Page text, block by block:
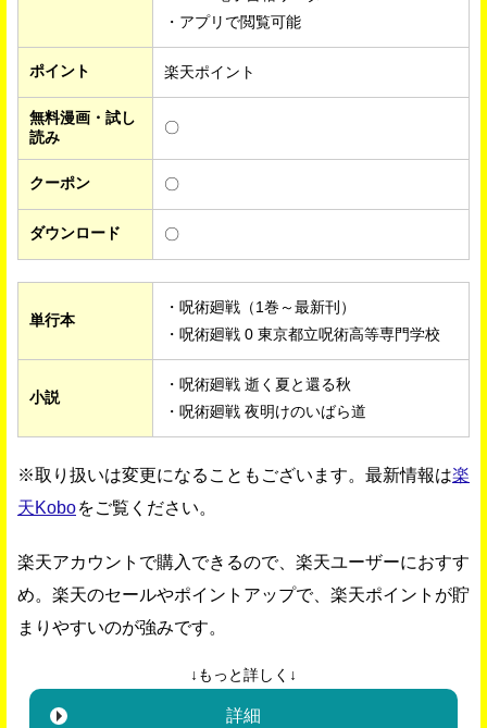
・アプリで閲覧可能
ポイント 楽天ポイント
無料漫画・試し
読み
〇
クーポン 〇
ダウンロード 〇
単行本
・呪術廻戦（1巻～最新刊）
・呪術廻戦 0 東京都立呪術高等専門学校
小説
・呪術廻戦 逝く夏と還る秋
・呪術廻戦 夜明けのいばら道
※取り扱いは変更になることもございます。最新情報は楽
天Koboをご覧ください。
楽天アカウントで購入できるので、楽天ユーザーにおすす
め。楽天のセールやポイントアップで、楽天ポイントが貯
まりやすいのが強みです。
↓もっと詳しく↓
詳細